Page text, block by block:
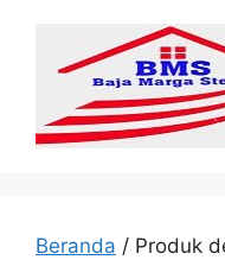
Beranda / Produk